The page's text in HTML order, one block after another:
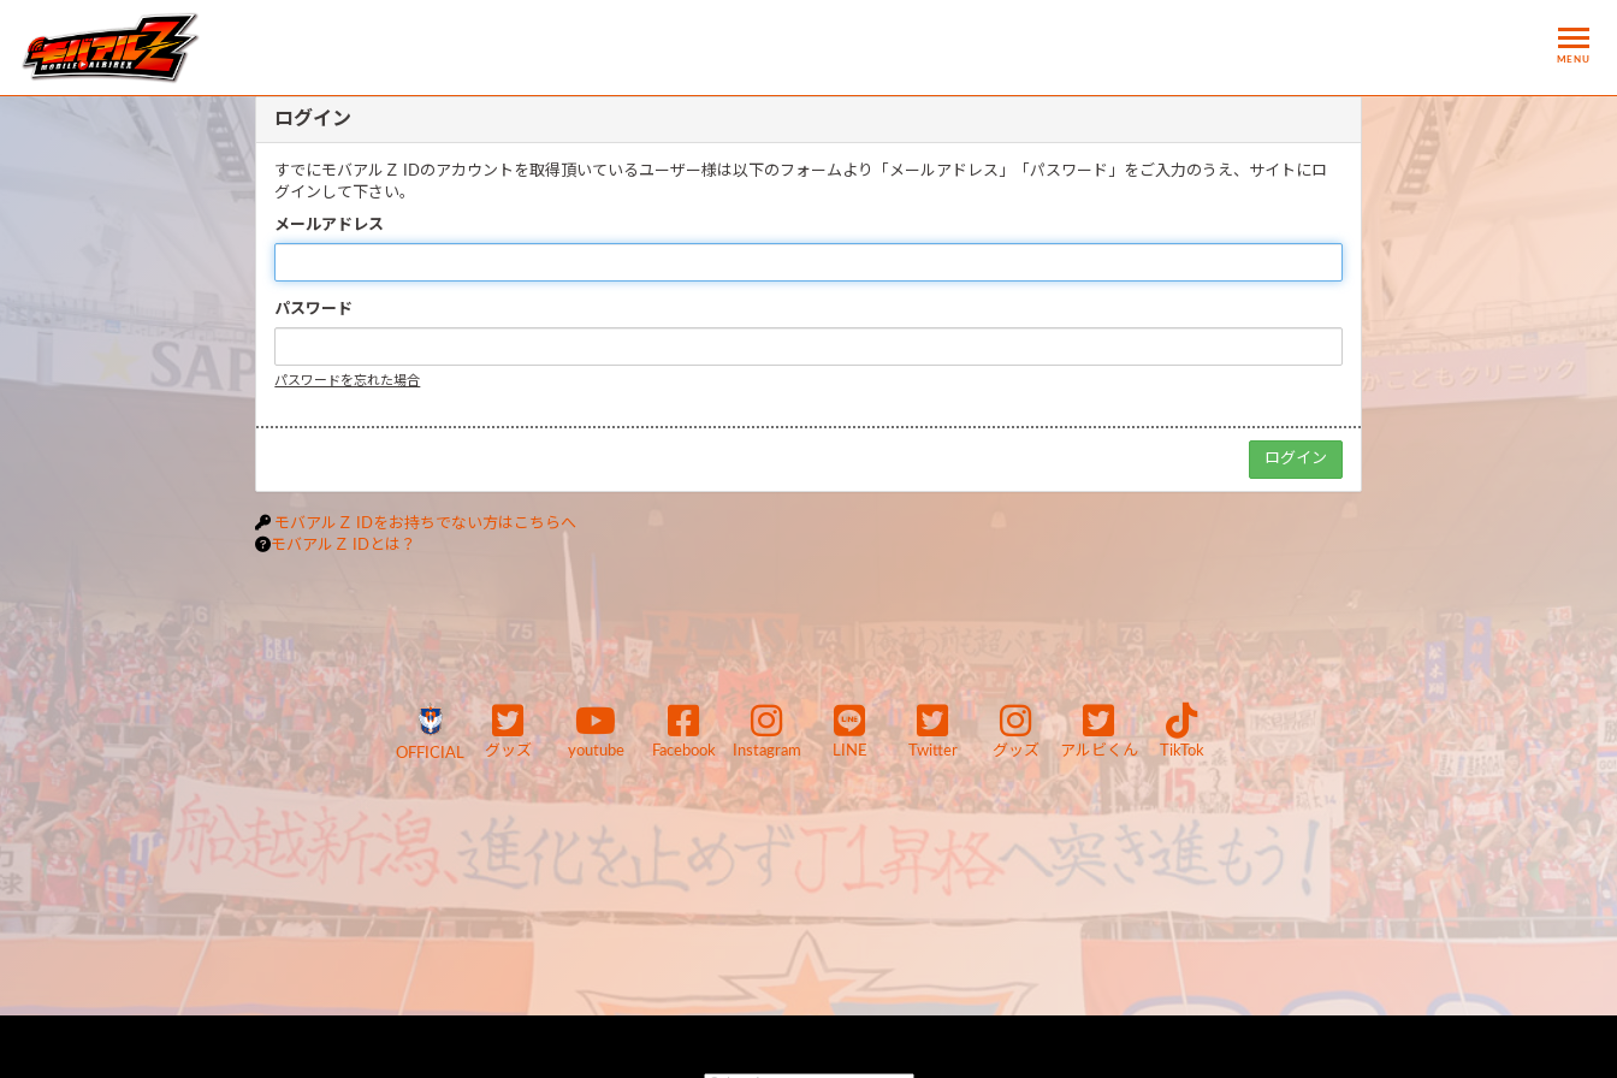
MENU
ログイン
すでにモバアルＺ IDのアカウントを取得頂いているユーザー様は以下のフォームより「メールアドレス」「パスワード」をご入力のうえ、サイトにロ
グインして下さい。
メールアドレス
パスワード
パスワードを忘れた場合
モバアルＺ IDをお持ちでない方はこちらへ
モバアルＺ IDとは？
OFFICIAL グッズ youtube Facebook Instagram LINE Twitter グッズ アルビくん TikTok